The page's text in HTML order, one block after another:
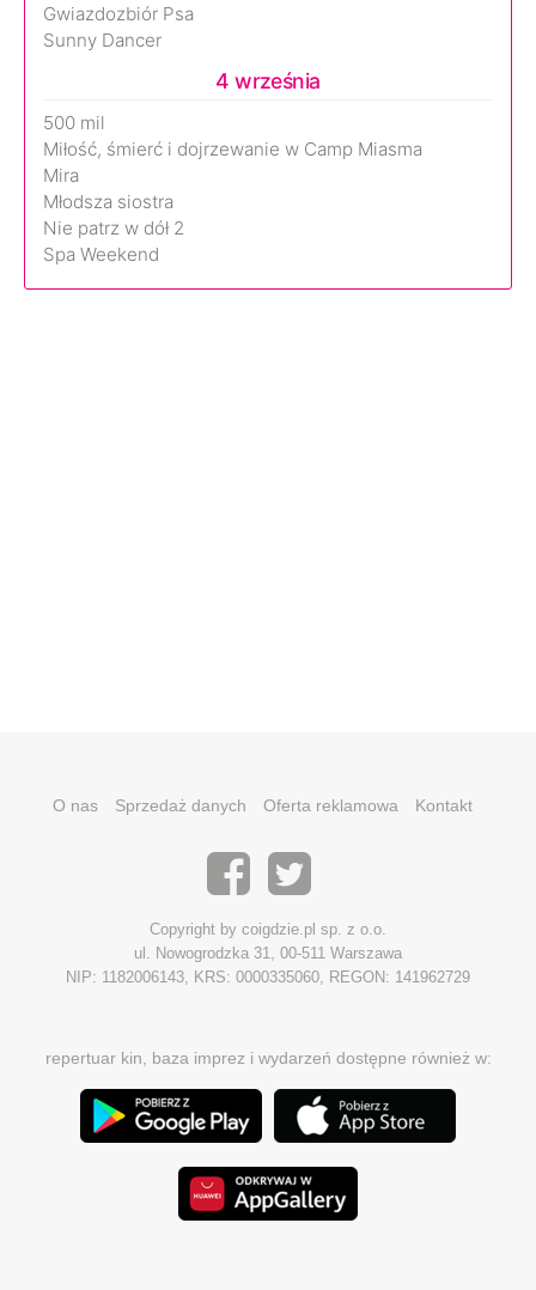
Gwiazdozbiór Psa
Sunny Dancer
4 września
500 mil
Miłość, śmierć i dojrzewanie w Camp Miasma
Mira
Młodsza siostra
Nie patrz w dół 2
Spa Weekend
O nas Sprzedaż danych Oferta reklamowa Kontakt
Copyright by coigdzie.pl sp. z o.o.
ul. Nowogrodzka 31, 00-511 Warszawa
NIP: 1182006143, KRS: 0000335060, REGON: 141962729
repertuar kin, baza imprez i wydarzeń dostępne również w: